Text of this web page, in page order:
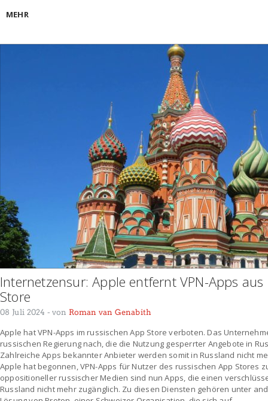
MEHR
Internetzensur: Apple entfernt VPN-Apps
Store
08 Juli 2024 - von Roman van Genabith
Apple hat VPN-Apps im russischen App Store verboten. Das
russischen Regierung nach, die die Nutzung gesperrter Angebote in
Zahlreiche Apps bekannter Anbieter werden somit in Russland nicht
Apple hat begonnen, VPN-Apps für Nutzer des russischen App Stores
oppositioneller russischer Medien sind nun Apps, die einen
Russland nicht mehr zugänglich. Zu diesen Diensten gehören unter